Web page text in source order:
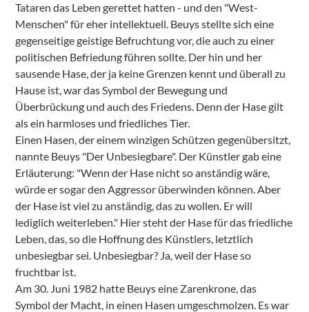
Tataren das Leben gerettet hatten - und den "West-
Menschen" für eher intellektuell. Beuys stellte sich eine
gegenseitige geistige Befruchtung vor, die auch zu einer
politischen Befriedung führen sollte. Der hin und her
sausende Hase, der ja keine Grenzen kennt und überall zu
Hause ist, war das Symbol der Bewegung und
Überbrückung und auch des Friedens. Denn der Hase gilt
als ein harmloses und friedliches Tier.
Einen Hasen, der einem winzigen Schützen gegenübersitzt,
nannte Beuys "Der Unbesiegbare". Der Künstler gab eine
Erläuterung: "Wenn der Hase nicht so anständig wäre,
würde er sogar den Aggressor überwinden können. Aber
der Hase ist viel zu anständig, das zu wollen. Er will
lediglich weiterleben." Hier steht der Hase für das friedliche
Leben, das, so die Hoffnung des Künstlers, letztlich
unbesiegbar sei. Unbesiegbar? Ja, weil der Hase so
fruchtbar ist.
Am 30. Juni 1982 hatte Beuys eine Zarenkrone, das
Symbol der Macht, in einen Hasen umgeschmolzen. Es war